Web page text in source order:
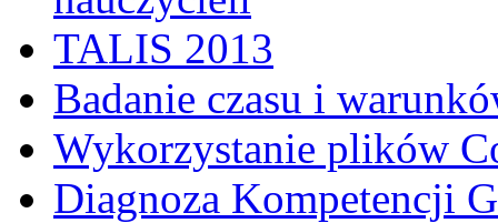
TALIS 2013
Badanie czasu i
Wykorzystanie plików
Diagnoza Kompetencji